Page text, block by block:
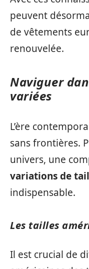
peuvent
de vêtements
renouvelée.
Naviguer
variées
L’ère
sans frontières.
univers, une
variations de
indispensable.
Les tailles
Il est crucial de